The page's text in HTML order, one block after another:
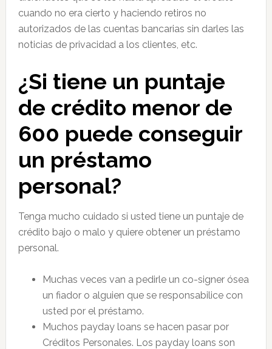
cuando no era cierto y haciendo retiros no
autorizados de las cuentas bancarias sin darles las
noticias de privacidad a los clientes, etc.
¿Si tiene un puntaje
de crédito menor de
600 puede conseguir
un préstamo
personal?
Tenga mucho cuidado si usted tiene un puntaje de
crédito bajo o malo y quiere obtener un préstamo
personal.
Muchas veces van a pedirle un co-signer ósea
un fiador o alguien que se responsabilice con
usted por el préstamo.
Muchos payday loans se hacen pasar por
Créditos Personales. Los payday loans son